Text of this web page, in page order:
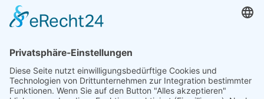
FORMULARE
Abteilungsbeitrag aktive Spieler:
Jugendliche unter 18: 25 EUR
Erwachsene: 50 EUR
UMMELDEANTRAG